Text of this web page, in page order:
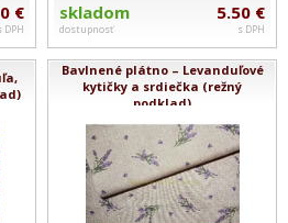
€
DPH
skladom
dostupnosť
5.50 €
s DPH
Bavlnené plátno – Levanduľové
kytičky a srdiečka (režný
podklad)